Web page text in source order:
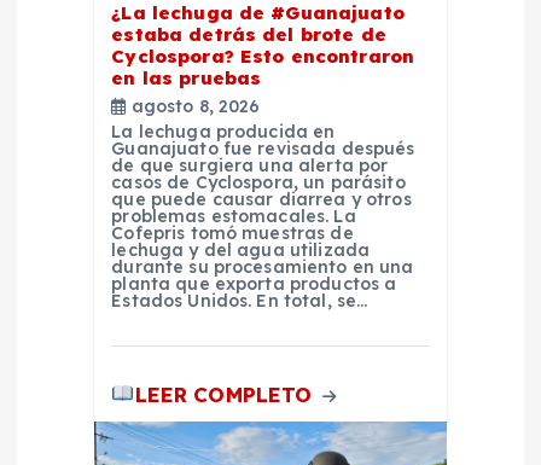
¿La lechuga de #Guanajuato
estaba detrás del brote de
Cyclospora? Esto encontraron
en las pruebas
agosto 8, 2026
La lechuga producida en
Guanajuato fue revisada después
de que surgiera una alerta por
casos de Cyclospora, un parásito
que puede causar diarrea y otros
problemas estomacales. La
Cofepris tomó muestras de
lechuga y del agua utilizada
durante su procesamiento en una
planta que exporta productos a
Estados Unidos. En total, se…
LEER COMPLETO